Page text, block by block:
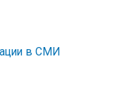
в СМИ